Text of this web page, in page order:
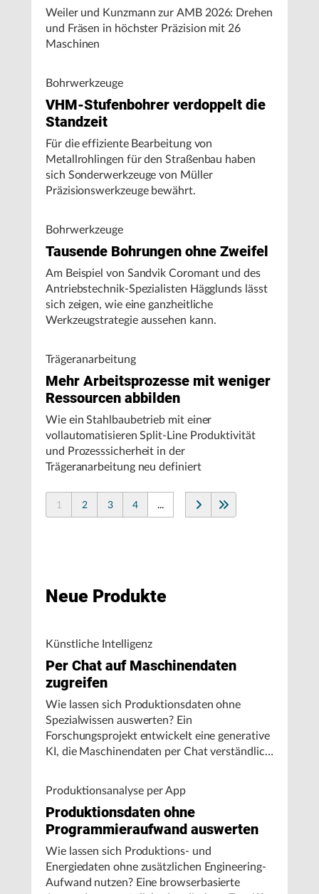
Weiler und Kunzmann zur AMB 2026: Drehen
und Fräsen in höchster Präzision mit 26
Maschinen
Bohrwerkzeuge
VHM-Stufenbohrer verdoppelt die
Standzeit
Für die effiziente Bearbeitung von
Metallrohlingen für den Straßenbau haben
sich Sonderwerkzeuge von Müller
Präzisionswerkzeuge bewährt.
Bohrwerkzeuge
Tausende Bohrungen ohne Zweifel
Am Beispiel von Sandvik Coromant und des
Antriebstechnik-Spezialisten Hägglunds lässt
sich zeigen, wie eine ganzheitliche
Werkzeugstrategie aussehen kann.
Trägeranarbeitung
Mehr Arbeitsprozesse mit weniger
Ressourcen abbilden
Wie ein Stahlbaubetrieb mit einer
vollautomatisieren Split-Line Produktivität
und Prozesssicherheit in der
Trägeranarbeitung neu definiert
1 2 3 4 ...
Neue Produkte
Künstliche Intelligenz
Per Chat auf Maschinendaten
zugreifen
Wie lassen sich Produktionsdaten ohne
Spezialwissen auswerten? Ein
Forschungsprojekt entwickelt eine generative
KI, die Maschinendaten per Chat verständlich
Produktionsanalyse per App
Produktionsdaten ohne
Programmieraufwand auswerten
Wie lassen sich Produktions- und
Energiedaten ohne zusätzlichen Engineering-
Aufwand nutzen? Eine browserbasierte